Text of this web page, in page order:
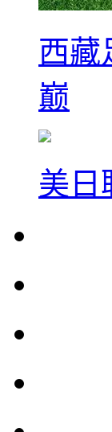
西藏
巅
美日